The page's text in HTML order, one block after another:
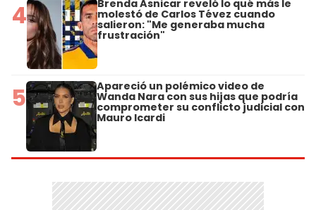
4 Brenda Asnicar reveló lo qué más le
molestó de Carlos Tévez cuando
salieron: "Me generaba mucha
frustración"
5 Apareció un polémico video de
Wanda Nara con sus hijas que podría
comprometer su conflicto judicial con
Mauro Icardi